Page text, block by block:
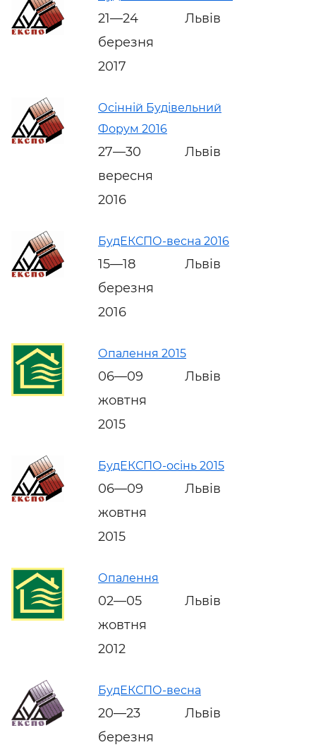
21—24
березня
2017
Львів
Осінній Будівельний
Форум 2016
27—30
вересня
2016
Львів
БудЕКСПО-весна 2016
15—18
березня
2016
Львів
Опалення 2015
06—09
жовтня
2015
Львів
БудЕКСПО-осінь 2015
06—09
жовтня
2015
Львів
Опалення
02—05
жовтня
2012
Львів
БудЕКСПО-весна
20—23
березня
Львів